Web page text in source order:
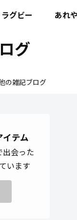
グ
の雑記ブログ
ラグビー あれ
テム
出会った
います